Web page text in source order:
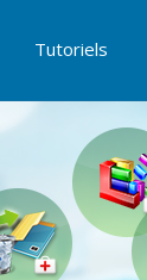
Tutoriels